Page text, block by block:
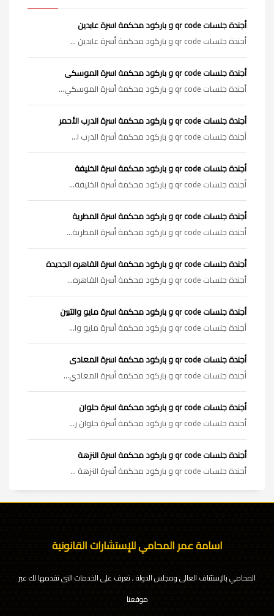
أجندة جلسات qr code و باركود محكمة اسرة عابدين
أجندة جلسات qr code و باركود محكمة أسرة عابدين ...
أجندة جلسات qr code و باركود محكمة اسرة الموسكى
أجندة جلسات qr code و باركود محكمة أسرة الموسكي...
أجندة جلسات qr code و باركود محكمة اسرة الدرب الأحمر
أجندة جلسات qr code و باركود محكمة أسرة الدرب ا...
أجندة جلسات qr code و باركود محكمة اسرة الخليفة
أجندة جلسات qr code و باركود محكمة أسرة الخليفة...
أجندة جلسات qr code و باركود محكمة اسرة المطرية
أجندة جلسات qr code و باركود محكمة أسرة المطرية...
أجندة جلسات qr code و باركود محكمة اسرة القاهره الجديدة
أجندة جلسات qr code و باركود محكمة أسرة القاهره...
أجندة جلسات qr code و باركود محكمة اسرة مايو والتبين
أجندة جلسات qr code و باركود محكمة أسرة مايو وا...
أجندة جلسات qr code و باركود محكمة اسرة المعادى
أجندة جلسات qr code و باركود محكمة أسرة المعادي...
أجندة جلسات qr code و باركود محكمة اسرة حلوان
أجندة جلسات qr code و باركود محكمة أسرة حلوان ر...
أجندة جلسات qr code و باركود محكمة اسرة النزهة
أجندة جلسات qr code و باركود محكمة أسرة النزهة ...
اسامة عمر المحامي للإستشارات القانونية
المحامي بالإستئناف العالى ومجلس الدولة , تعرف على الخدمات التى نقدمها لك عبر
موقعنا